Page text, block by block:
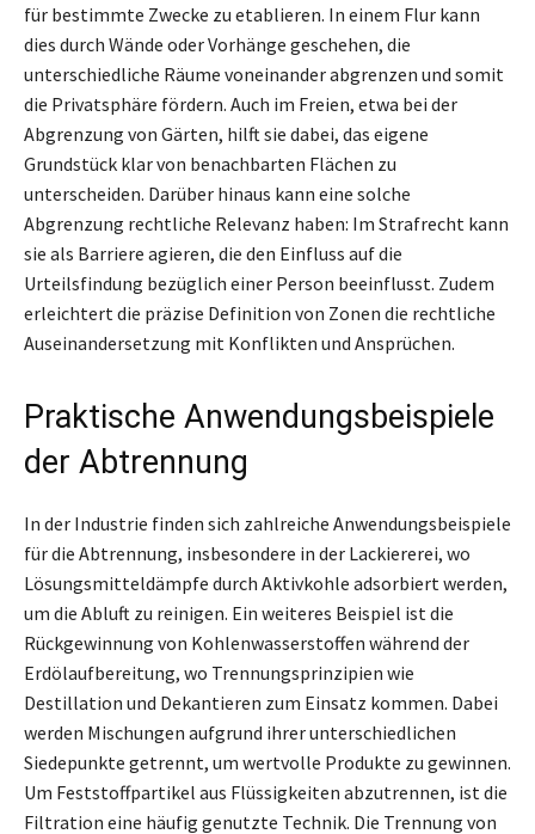
für bestimmte Zwecke zu etablieren. In einem Flur kann
dies durch Wände oder Vorhänge geschehen, die
unterschiedliche Räume voneinander abgrenzen und somit
die Privatsphäre fördern. Auch im Freien, etwa bei der
Abgrenzung von Gärten, hilft sie dabei, das eigene
Grundstück klar von benachbarten Flächen zu
unterscheiden. Darüber hinaus kann eine solche
Abgrenzung rechtliche Relevanz haben: Im Strafrecht kann
sie als Barriere agieren, die den Einfluss auf die
Urteilsfindung bezüglich einer Person beeinflusst. Zudem
erleichtert die präzise Definition von Zonen die rechtliche
Auseinandersetzung mit Konflikten und Ansprüchen.
Praktische Anwendungsbeispiele
der Abtrennung
In der Industrie finden sich zahlreiche Anwendungsbeispiele
für die Abtrennung, insbesondere in der Lackiererei, wo
Lösungsmitteldämpfe durch Aktivkohle adsorbiert werden,
um die Abluft zu reinigen. Ein weiteres Beispiel ist die
Rückgewinnung von Kohlenwasserstoffen während der
Erdölaufbereitung, wo Trennungsprinzipien wie
Destillation und Dekantieren zum Einsatz kommen. Dabei
werden Mischungen aufgrund ihrer unterschiedlichen
Siedepunkte getrennt, um wertvolle Produkte zu gewinnen.
Um Feststoffpartikel aus Flüssigkeiten abzutrennen, ist die
Filtration eine häufig genutzte Technik. Die Trennung von